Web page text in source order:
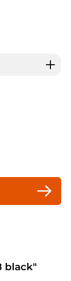
Wert
black"